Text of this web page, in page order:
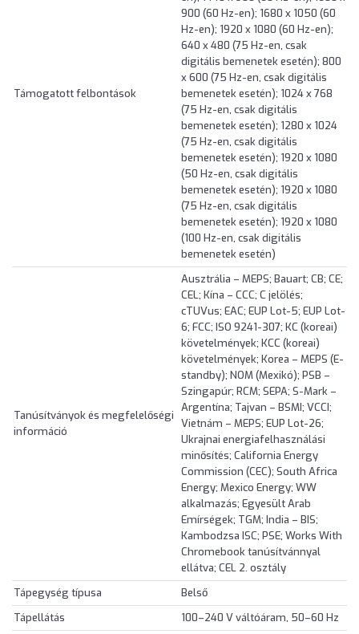
Támogatott felbontások
900 (60 Hz-en); 1680 x 1050 (60
Hz-en); 1920 x 1080 (60 Hz-en);
640 x 480 (75 Hz-en, csak
digitális bemenetek esetén); 800
x 600 (75 Hz-en, csak digitális
bemenetek esetén); 1024 x 768
(75 Hz-en, csak digitális
bemenetek esetén); 1280 x 1024
(75 Hz-en, csak digitális
bemenetek esetén); 1920 x 1080
(50 Hz-en, csak digitális
bemenetek esetén); 1920 x 1080
(75 Hz-en, csak digitális
bemenetek esetén); 1920 x 1080
(100 Hz-en, csak digitális
bemenetek esetén)
Tanúsítványok és megfelelőségi
információ
Ausztrália – MEPS; Bauart; CB; CE;
CEL; Kína – CCC; C jelölés;
cTUVus; EAC; EUP Lot-5; EUP Lot-
6; FCC; ISO 9241-307; KC (koreai)
követelmények; KCC (koreai)
követelmények; Korea – MEPS (E-
standby); NOM (Mexikó); PSB –
Szingapúr; RCM; SEPA; S-Mark –
Argentína; Tajvan – BSMI; VCCI;
Vietnám – MEPS; EUP Lot-26;
Ukrajnai energiafelhasználási
minősítés; California Energy
Commission (CEC); South Africa
Energy; Mexico Energy; WW
alkalmazás; Egyesült Arab
Emírségek; TGM; India – BIS;
Kambodzsa ISC; PSE; Works With
Chromebook tanúsítvánnyal
ellátva; CEL 2. osztály
Tápegység típusa
Belső
Tápellátás
100–240 V váltóáram, 50–60 Hz